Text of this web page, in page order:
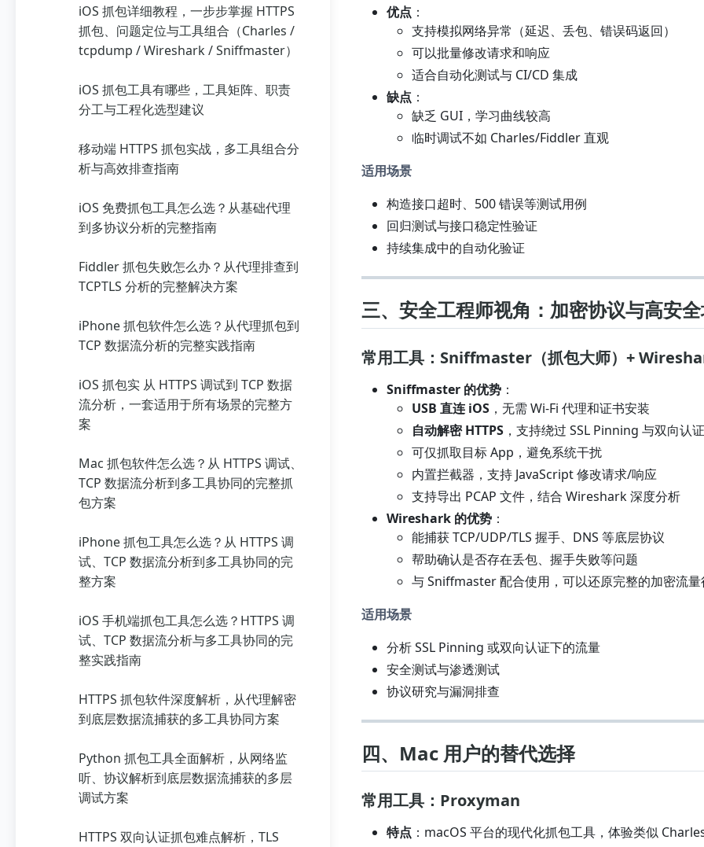
iOS 抓包详细教程，一步步掌握 HTTPS
抓包、问题定位与工具组合（Charles /
tcpdump / Wireshark / Sniffmaster）
iOS 抓包工具有哪些，工具矩阵、职责
分工与工程化选型建议
移动端 HTTPS 抓包实战，多工具组合分
析与高效排查指南
iOS 免费抓包工具怎么选？从基础代理
到多协议分析的完整指南
Fiddler 抓包失败怎么办？从代理排查到
TCPTLS 分析的完整解决方案
iPhone 抓包软件怎么选？从代理抓包到
TCP 数据流分析的完整实践指南
iOS 抓包实 从 HTTPS 调试到 TCP 数据
流分析，一套适用于所有场景的完整方
案
Mac 抓包软件怎么选？从 HTTPS 调试、
TCP 数据流分析到多工具协同的完整抓
包方案
iPhone 抓包工具怎么选？从 HTTPS 调
试、TCP 数据流分析到多工具协同的完
整方案
iOS 手机端抓包工具怎么选？HTTPS 调
试、TCP 数据流分析与多工具协同的完
整实践指南
HTTPS 抓包软件深度解析，从代理解密
到底层数据流捕获的多工具协同方案
Python 抓包工具全面解析，从网络监
听、协议解析到底层数据流捕获的多层
调试方案
HTTPS 双向认证抓包难点解析，TLS
优点 ：
支持模拟网络异常（延迟、丢包、错误码返回）
可以批量修改请求和响应
适合自动化测试与 CI/CD 集成
缺点 ：
缺乏 GUI，学习曲线较高
临时调试不如 Charles/Fiddler 直观
适用场景
构造接口超时、500 错误等测试用例
回归测试与接口稳定性验证
持续集成中的自动化验证
三、安全工程师视角：加密协议与高安
常用工具：Sniffmaster（抓包大师）+
Sniffmaster 的优势 ：
USB 直连 iOS ，无需 Wi-Fi 代理和证书安装
自动解密 HTTPS ，支持绕过 SSL Pinning 与双向认证
可仅抓取目标 App，避免系统干扰
内置拦截器，支持 JavaScript 修改请求/响应
支持导出 PCAP 文件，结合 Wireshark 深度分析
Wireshark 的优势 ：
能捕获 TCP/UDP/TLS 握手、DNS 等底层协议
帮助确认是否存在丢包、握手失败等问题
与 Sniffmaster 配合使用，可以还原完整的加密流量
适用场景
分析 SSL Pinning 或双向认证下的流量
安全测试与渗透测试
协议研究与漏洞排查
四、Mac 用户的替代选择
常用工具：Proxyman
特点 ：macOS 平台的现代化抓包工具，体验类似